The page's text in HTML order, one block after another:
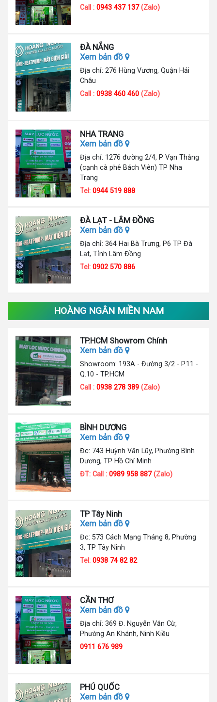
Call :0943 437 137(Zalo)
ĐÀ NẴNG
Xem bản đồ
Địa chỉ: 276 Hùng Vương, Quận Hải
Châu
Call :0938 460 460 (Zalo)
NHA TRANG
Xem bản đồ
Địa chỉ: 1276 đường 2/4, P Vạn Thắng
(cạnh cà phê Bách Viên) TP Nha
Trang
Tel:0944 519 888
ĐÀ LẠT - LÂM ĐỒNG
Xem bản đồ
Địa chỉ: 364 Hai Bà Trưng, P6 TP Đà
Lạt, Tỉnh Lâm Đồng
Tel:0902 570 886
HOÀNG NGÂN MIỀN NAM
TP.HCM Showrom Chính
Xem bản đồ
Showroom: 193A - Đường 3/2 - P.11 -
Q.10 - TP.HCM
Call :0938 278 389(Zalo)
BÌNH DƯƠNG
Xem bản đồ
Đc: 743 Huỳnh Văn Lũy, Phường Bình
Dương, TP Hồ Chí Minh
ĐT: Call :0989 958 887(Zalo)
TP Tây Ninh
Xem bản đồ
Đc: 573 Cách Mạng Tháng 8, Phường
3, TP Tây Ninh
Tel:0938 74 82 82
CẦN THƠ
Xem bản đồ
Địa chỉ: 369 Đ. Nguyễn Văn Cừ,
Phường An Khánh, Ninh Kiều
0911 676 989
PHÚ QUỐC
Xem bản đồ